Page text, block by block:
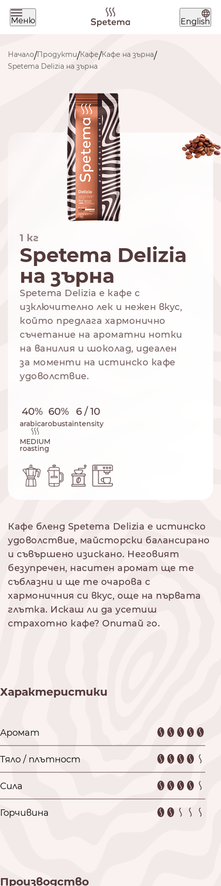
Меню English
Какво търсиш днес?
Намери твоето кафе по
начин на приготвяне
МЛЯНО
NESPRESSO
СТАНДАРТ
DOLCE GUSTO
СТАНДАРТ
Начало/Продукти/Кафе/Кафе на зърна/
Spetema Delizia на зърна
1 кг
Spetema Delizia
на зърна
Spetema Delizia е кафе с
изключително лек и нежен вкус,
който предлага хармонично
съчетание на ароматни нотки
на ванилия и шоколад, идеален
за моменти на истинско кафе
удоволствие.
40%
arabica
60%
robusta
6 / 10
intensity
MEDIUM
roasting
Кафе бленд Spetema Delizia е истинско
удоволствие, майсторски балансирано
и съвършено изискано. Неговият
безупречен, наситен аромат ще те
съблазни и ще те очарова с
хармоничния си вкус, още на първата
глътка. Искаш ли да усетиш
страхотно кафе? Опитай го.
Характеристики
Аромат
Тяло / плътност
Сила
Горчивина
Производство